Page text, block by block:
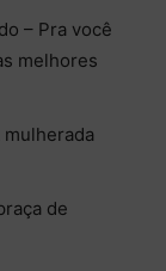
– Pra você
melhores
mulherada
de